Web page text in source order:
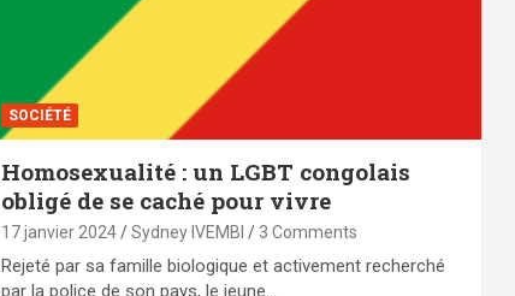
SOCIÉTÉ
Homosexualité : un LGBT congolais
obligé de se caché pour vivre
17 janvier 2024 Sydney IVEMBI 3 Comments
Rejeté par sa famille biologique et activement recherché
par la police de son pays, le jeune…